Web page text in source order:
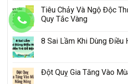
Tiêu Chảy Và Ngộ Độc
Quy Tắc Vàng
8 Sai Lầm Khi Dùng Điều
Đột Quỵ Gia Tăng Vào